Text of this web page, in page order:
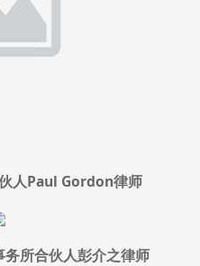
人Paul Gordon律师
所合伙人彭介之律师